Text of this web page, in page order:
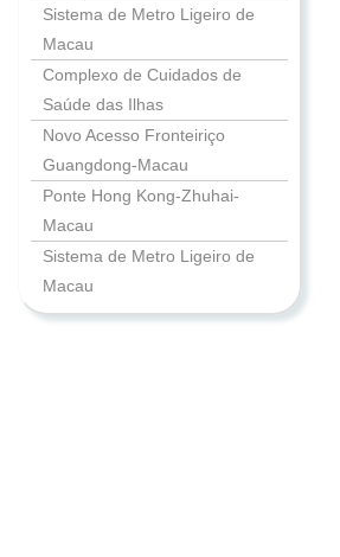
Sistema de Metro Ligeiro de
Macau
Complexo de Cuidados de
Saúde das Ilhas
Novo Acesso Fronteiriço
Guangdong-Macau
Ponte Hong Kong-Zhuhai-
Macau
Sistema de Metro Ligeiro de
Macau